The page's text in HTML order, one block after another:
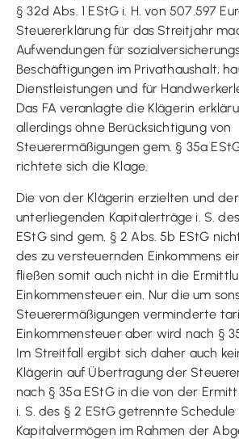
§ 32d Abs. 1 EStG i. H. von 507.597
Steuererklärung für das Streitjahr
Aufwendungen für
Beschäftigungen im Privathaushalt,
Dienstleistungen und für
Das FA veranlagte die Klägerin
allerdings ohne Berücksichtigung von
Steuerermäßigungen gem. § 35a
richtete sich die Klage.
Die von der Klägerin erzielten und
unterliegenden Kapitalerträge i. S.
EStG sind gem. § 2 Abs. 5b EStG
des zu versteuernden Einkommens
fließen somit auch nicht in die
Einkommensteuer ein. Nur die um
Steuerermäßigungen verminderte
Einkommensteuer aber wird nach §
Im Streitfall ergibt sich daher auch
Klägerin auf Übertragung der
nach § 35a EStG in die von der
i. S. des § 2 EStG getrennte
Kapitalvermögen im Rahmen der